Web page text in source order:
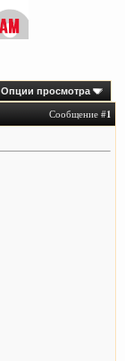
Опции просмотра
Сообщение #1